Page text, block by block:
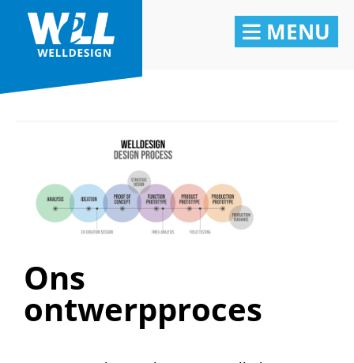
MENU
Ons
ontwerpproces